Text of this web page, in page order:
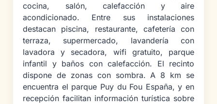
cocina, salón, calefacción y aire
acondicionado. Entre sus instalaciones
destacan piscina, restaurante, cafetería con
terraza, supermercado, lavandería con
lavadora y secadora, wifi gratuito, parque
infantil y baños con calefacción. El recinto
dispone de zonas con sombra. A 8 km se
encuentra el parque Puy du Fou España, y en
recepción facilitan información turística sobre